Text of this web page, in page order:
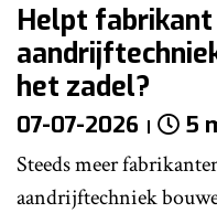
Helpt
het zadel?
07-07-2026 5
Steeds meer
aandrijftechniek